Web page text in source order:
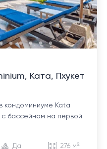
Ката, Пхукет
кондоминиуме Kata
бассейном на первой
Да 276 м²